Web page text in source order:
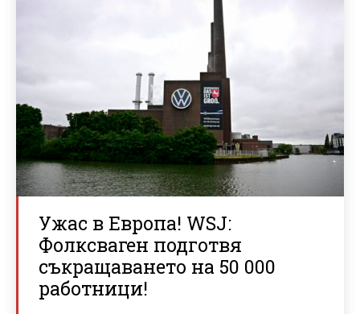
Ужас в Европа! WSJ:
Фолксваген подготвя
съкращаването на 50 000
работници!